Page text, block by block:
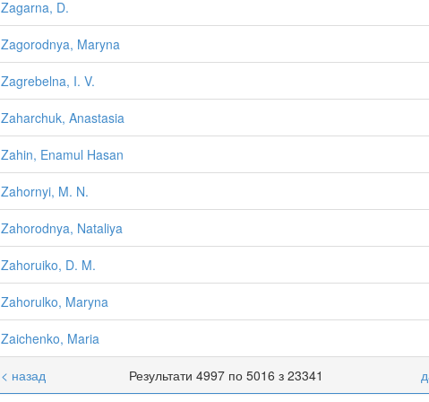
Zagarna, D.
Zagorodnya, Maryna
Zagrebelna, I. V.
Zaharchuk, Anastasia
Zahin, Enamul Hasan
Zahornyi, M. N.
Zahorodnya, Nataliya
Zahoruiko, D. M.
Zahorulko, Maryna
Zaichenko, Maria
Результати 4997 по 5016 з 23341
< назад